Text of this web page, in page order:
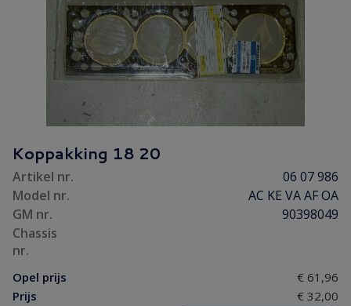
Koppakking 18 20
Artikel nr.
06 07 986
Model nr.
AC KE VA AF OA
GM nr.
90398049
Chassis
nr.
Opel prijs
€ 61,96
Prijs
€ 32,00